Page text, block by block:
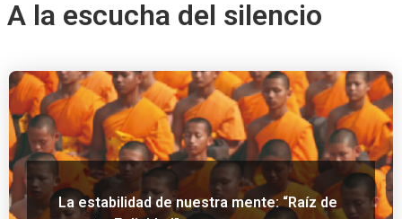
A la escucha del silencio
La estabilidad de nuestra mente: “Raíz de